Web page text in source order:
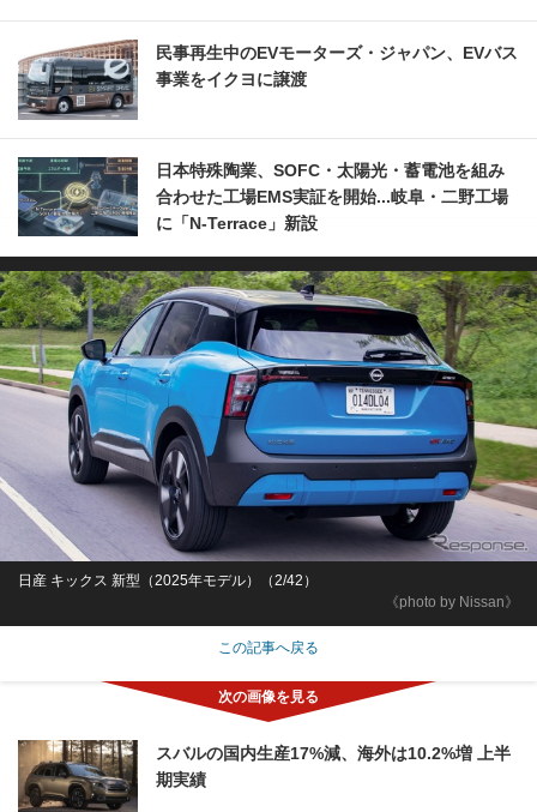
民事再生中のEVモーターズ・ジャパン、EVバス
事業をイクヨに譲渡
日本特殊陶業、SOFC・太陽光・蓄電池を組み
合わせた工場EMS実証を開始...岐阜・二野工場
に「N-Terrace」新設
《photo by Nissan》
日産 キックス 新型（2025年モデル）（2/42）
この記事へ戻る
スバルの国内生産17%減、海外は10.2%増 上半
期実績